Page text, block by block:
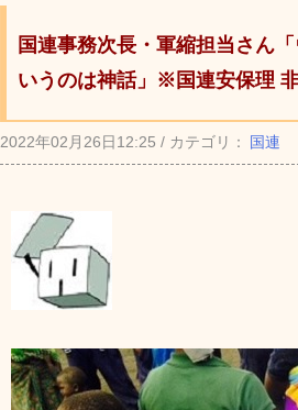
国連事務次長・軍縮担当さん
いうのは神話」※国連安保理
2022年02月26日12:25 / カテゴリ： 国連